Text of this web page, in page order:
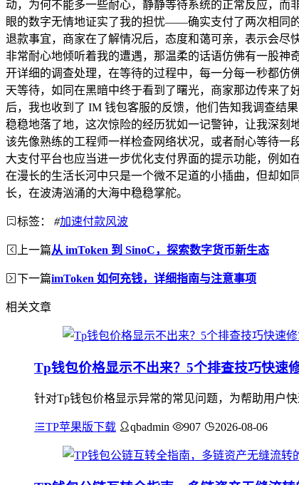
动，为何不能多一些耐心，静静等待系统的正常反应，而
眼的数字无情地证实了我的担忧——确实支付了两次相同
退款事宜，商家在了解情况后，态度和蔼可亲，表示会尽
非常耐心地倾听着我的遭遇，那温柔的话语仿佛有一股
开详细的调查处理，在等待的过程中，每一分每一秒都
天等待，如同在黑暗中终于看到了曙光，商家那边传来
后，我也收到了 IM 钱包客服的反馈，他们告知我调查结
稳稳地落了地，这次惊险的经历犹如一记警钟，让我深
该先像熟练的工程师一样检查网络状况，或者耐心等待
大支付平台也应当进一步优化支付界面的提示功能，例
在漫长的生活长河中只是一个微不足道的小插曲，但却
长，在波涛汹涌的大海中稳稳掌舵。
标签： #加速付款风波
上一篇从 imToken 到 SinoC，探索数字货币新生态
下一篇imToken 如何充钱，详细指南与注意事项
相关文章
Tp钱包价格显示不出来？5个排查技巧快速
针对Tp钱包价格显示异常的常见问题，为帮助用户
TP苹果版下载 qbadmin 907 2026-08-06